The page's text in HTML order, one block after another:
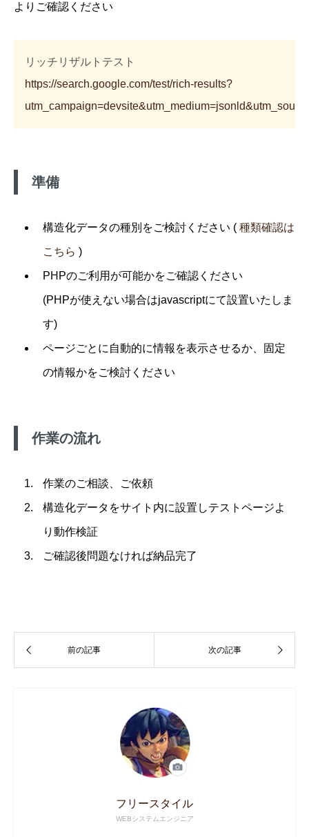
よりご確認ください
リッチリザルトテスト
https://search.google.com/test/rich-results?
準備
構造化データの種別をご検討ください ( 種類確認は
こちら )
PHPのご利用が可能かをご確認ください
(PHPが使えない場合はjavascriptにて設置いたしま
す)
ページごとに自動的に情報を表示させるか、固定
の情報かをご検討ください
作業の流れ
作業のご相談、ご依頼
構造化データをサイト内に設置しテストページよ
り動作検証
ご確認後問題なければ納品完了
フリースタイル
WEBシステムエンジニア